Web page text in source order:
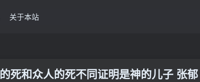
关于本站
死和众人的死不同证明是神的儿子 张郁